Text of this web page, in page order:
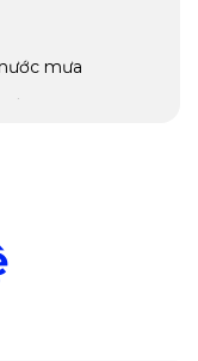
mưa
thải
Phố Nối